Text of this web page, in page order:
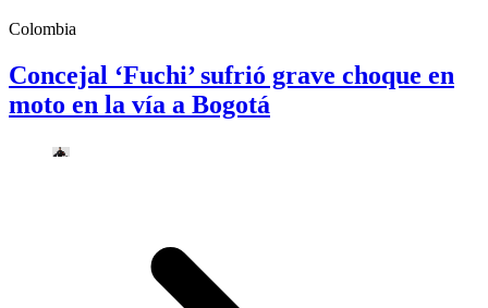
Colombia
Concejal ‘Fuchi’ sufrió grave choque en
moto en la vía a Bogotá